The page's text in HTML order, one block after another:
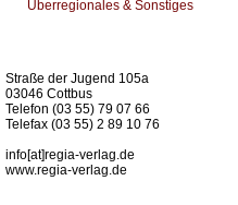
Überregionales & Sonstiges
Straße der Jugend 105a
03046 Cottbus
Telefon (03 55) 79 07 66
Telefax (03 55) 2 89 10 76
info[at]regia-verlag.de
www.regia-verlag.de